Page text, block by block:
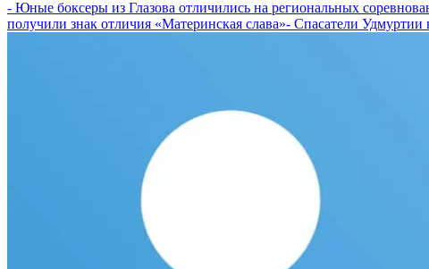
- Юные боксеры из Глазова отличились на региональных
получили знак отличия «Материнская слава»- Спасатели Удмуртии